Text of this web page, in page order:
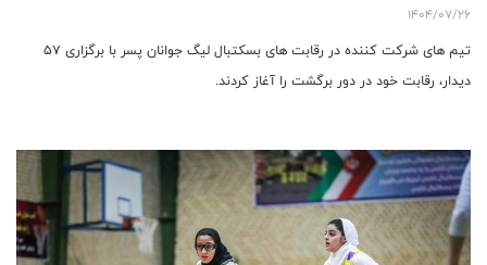
1404/07/26
تیم های شرکت کننده در رقابت های بسکتبال لیگ جوانان پسر با برگزاری ۵۷
دیدار، رقابت خود در دور برگشت را آغاز کردند.